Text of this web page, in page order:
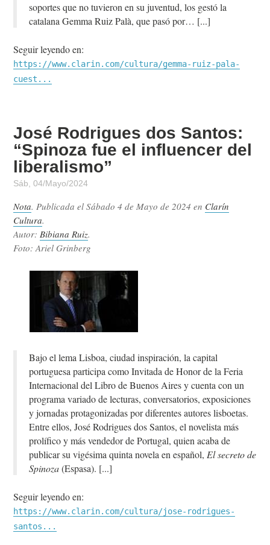
soportes que no tuvieron en su juventud, los gestó la
catalana Gemma Ruiz Palà, que pasó por…
Seguir leyendo en:
https://www.clarin.com/cultura/gemma-ruiz-pala-
cuest...
José Rodrigues dos Santos:
“Spinoza fue el influencer del
liberalismo”
Sáb, 04/Mayo/2024
Nota. Publicada elSábado 4 de Mayo de 2024 en Clarín
Cultura.
Autor:Bibiana Ruiz.
Foto: Ariel Grinberg
Bajo el lema Lisboa, ciudad inspiración, la capital
portuguesa participa como Invitada de Honor de la Feria
Internacional del Libro de Buenos Aires y cuenta con un
programa variado de lecturas, conversatorios, exposiciones
y jornadas protagonizadas por diferentes autores lisboetas.
Entre ellos, José Rodrigues dos Santos, el novelista más
prolífico y más vendedor de Portugal, quien acaba de
publicar su vigésima quinta novela en español, El secreto de
Spinoza(Espasa).
Seguir leyendo en:
https://www.clarin.com/cultura/jose-rodrigues-
santos...